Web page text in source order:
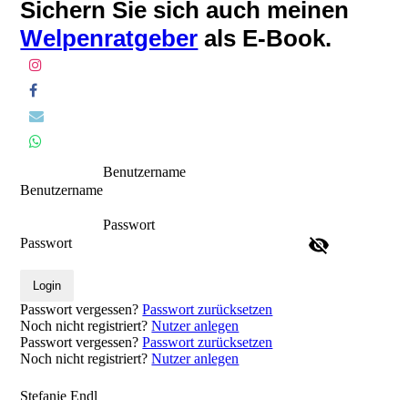
Sichern Sie sich auch meinen
Welpenratgeber als E-Book.
Benutzername
Benutzername
Passwort
Passwort
Login
Passwort vergessen?Passwort zurücksetzen
Noch nicht registriert?Nutzer anlegen
Passwort vergessen?Passwort zurücksetzen
Noch nicht registriert?Nutzer anlegen
Stefanie Endl